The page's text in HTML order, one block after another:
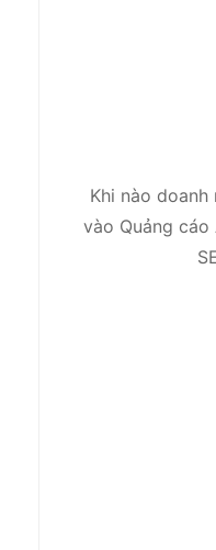
Khi nào
vào Quảng cáo